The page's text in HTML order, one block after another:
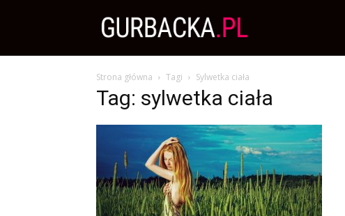
Odchudzanie
i
Strona główna Tagi Sylwetka ciała
Tag: sylwetka ciała